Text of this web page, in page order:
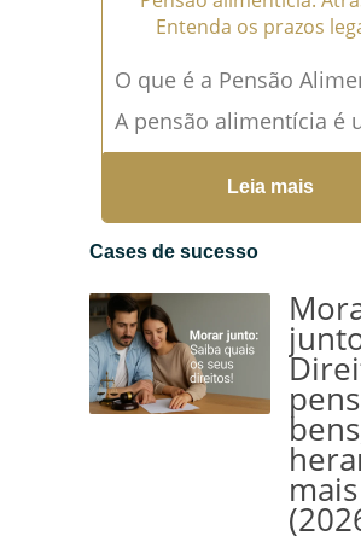
Entenda os prazos
O que é a Pensão
A pensão alimentícia é
obrigação essencial no
de família, estabelecida
garantir o...Leia mais →
Leia mais
Cases de sucesso
mais